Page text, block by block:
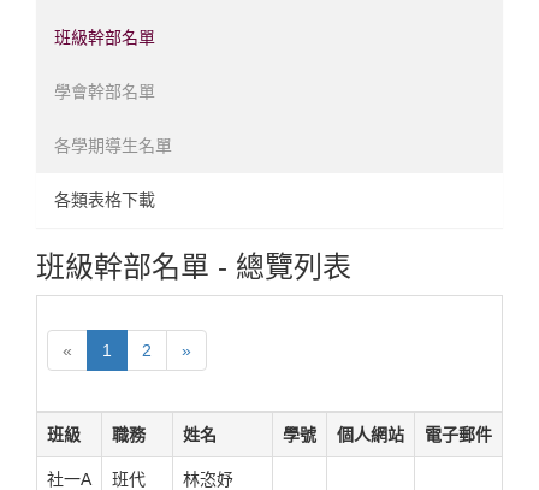
各學系承認畢業學分之通識課程表
多元學習
學士班論文
社會學實習
歷年課程簡介
班級幹部名單
學會幹部名單
各學期導生名單
各類表格下載
班級幹部名單 - 總覽列表
« 1 2 »
班級 職務 姓名 學號 個人網站 電子郵件
社一A 班代 林恣妤